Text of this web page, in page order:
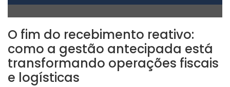
O fim do recebimento reativo:
como a gestão antecipada está
transformando operações fiscais
e logísticas